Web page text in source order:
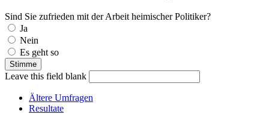
Sind Sie zufrieden mit der Arbeit heimischer Politiker?
Auswahlmöglichkeiten
Ja
Nein
Es geht so
Leave this field blank
Ältere Umfragen
Resultate